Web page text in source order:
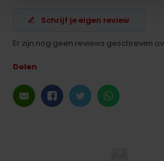
Schrijf je eigen review
Er zijn nog geen reviews geschreven
Delen